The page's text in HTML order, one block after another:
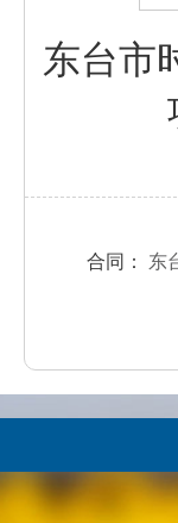
东台市
合同： 东